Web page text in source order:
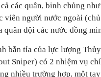
các quân, binh chủng
viên người nước ngoài
quân đội các nước đồng
bắn tỉa của lực lượng
Sniper) có 2 nhiệm vụ
nhiều trường hợp, một